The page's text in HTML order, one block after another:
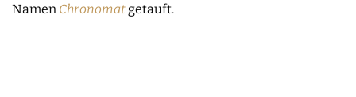
Namen Chronomatgetauft.